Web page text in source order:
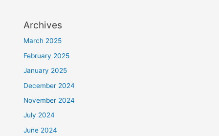
Archives
March 2025
February 2025
January 2025
December 2024
November 2024
July 2024
June 2024